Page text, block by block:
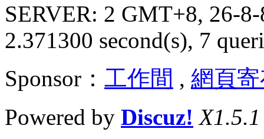
SERVER: 2 GMT+8, 26-
2.371300 second(s), 7
Sponsor： 工作間 , 網頁
Powered by Discuz! X1.5.1